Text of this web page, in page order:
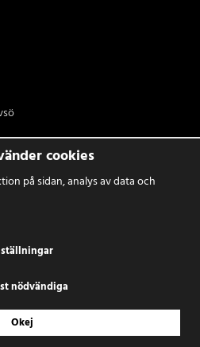
Wikinggruppen
cookies
på sidan, analys av data och
nödvändiga
Okej